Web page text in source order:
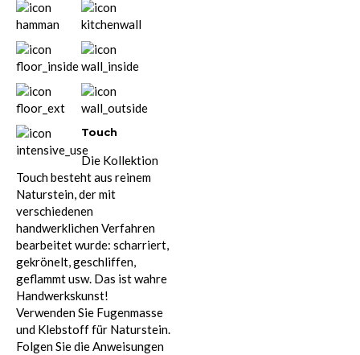
Touch
Die Kollektion
Touch besteht aus reinem
Naturstein, der mit
verschiedenen
handwerklichen Verfahren
bearbeitet wurde: scharriert,
gekrönelt, geschliffen,
geflammt usw. Das ist wahre
Handwerkskunst!
Verwenden Sie Fugenmasse
und Klebstoff für Naturstein.
Folgen Sie die Anweisungen